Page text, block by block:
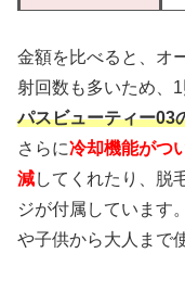
金額を比べると、オ
射回数も多いため、
パスビューティー03
さらに冷却機能がつ
減してくれたり、脱
ジが付属しています
や子供から大人まで